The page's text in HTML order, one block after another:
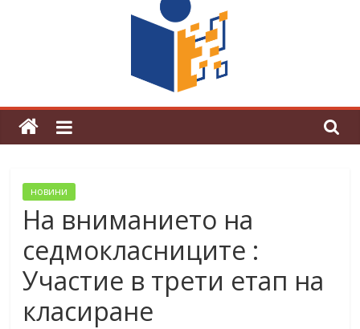
граници“
Магията на Андерсен оживя в ОУ
„Любен Каравелов“
новини
На вниманието на
седмокласниците :
Участие в трети етап на
класиране